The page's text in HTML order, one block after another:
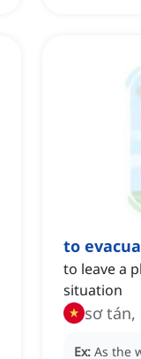
to
to leave a
situation
sơ tán,
Ex: As the